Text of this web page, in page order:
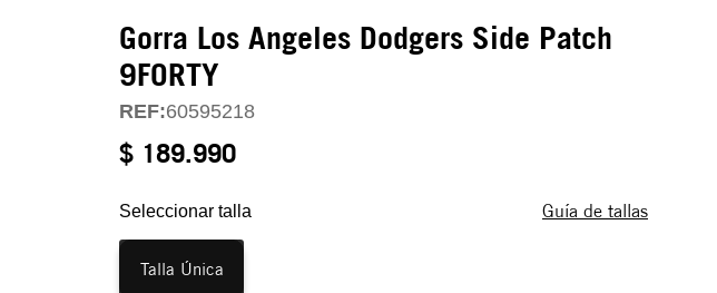
Gorra Los Angeles Dodgers Side Patch
9FORTY
REF:60595218
$ 189.990
Seleccionar talla Guía de tallas
Talla Única